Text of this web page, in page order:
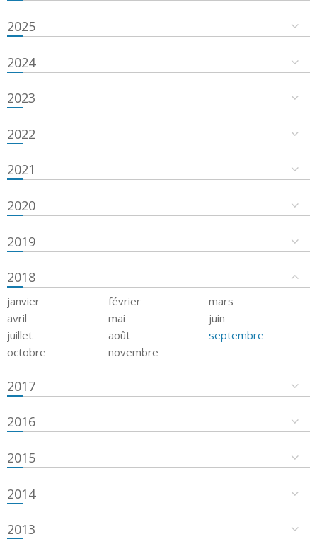
2025
2024
2023
2022
2021
2020
2019
2018
janvier février
mars
avril
mai
juin
juillet
août
septembre
octobre
novembre
2017
2016
2015
2014
2013